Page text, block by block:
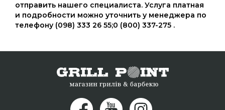
отправить нашего специалиста. Услуга платная
и подробности можно уточнить у менеджера по
телефону (098) 333 26 55;0 (800) 337-275 .